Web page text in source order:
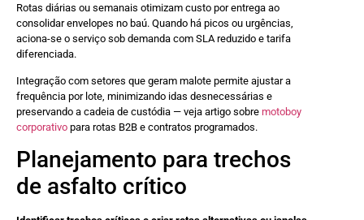
Rotas diárias ou semanais otimizam custo por entrega ao
consolidar envelopes no baú. Quando há picos ou urgências,
aciona-se o serviço sob demanda com SLA reduzido e tarifa
diferenciada.
Integração com setores que geram malote permite ajustar a
frequência por lote, minimizando idas desnecessárias e
preservando a cadeia de custódia — veja artigo sobre motoboy
corporativo para rotas B2B e contratos programados.
Planejamento para trechos
de asfalto crítico